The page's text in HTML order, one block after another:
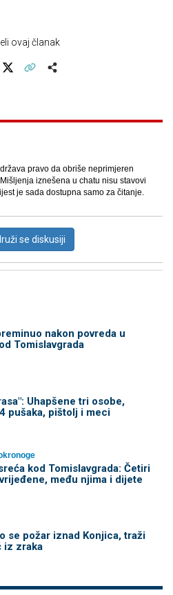
ovaj članak
pravo da obriše neprimjeren
iznešena u chatu nisu stavovi
je sada dostupna samo za čitanje.
se diskusiji
nakon povreda u
Tomislavgrada
Uhapšene tri osobe,
pušaka, pištolj i meci
kod Tomislavgrada: Četiri
među njima i dijete
se požar iznad Konjica, traži
iz zraka